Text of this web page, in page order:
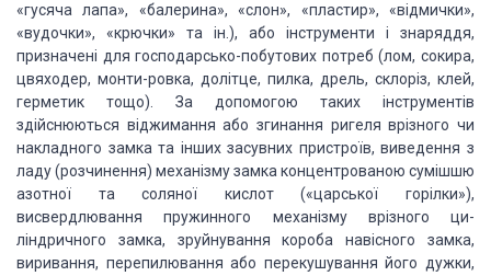
«гусяча лапа», «балерина», «слон», «пластир», «відмички»,
«вудочки», «крючки» та ін.), або інструменти і знаряддя,
призначені для господарсько-побутових потреб (лом, сокира,
цвяходер, монти-ровка, долітце, пилка, дрель, склоріз, клей,
герметик тощо). За допомогою таких інструментів
здійснюються віджимання або згинання ригеля врізного чи
накладного замка та інших засув­них пристроїв, виведення з
ладу(розчинення) механізму замка концентрованою сумішшю
азотної та соляної кислот («царської горілки»),
висвердлювання пружинного механізму врізного ци­
ліндричного замка, зруйнування короба навісного замка,
вири­вання, перепилювання або перекушування його дужки,